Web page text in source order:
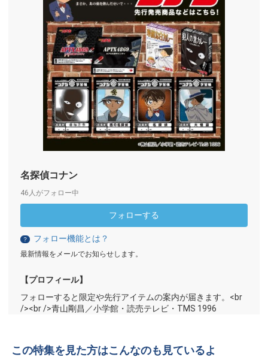
名探偵コナン
46人がフォロー中
フォローする
？ フォロー機能とは？
最新情報をメールでお知らせします。
【プロフィール】
フォローすると限定や先行アイテムの案内が届きます。<br
/><br />青山剛昌／小学館・読売テレビ・TMS 1996
この特集を見た方はこんなのも見ているよ